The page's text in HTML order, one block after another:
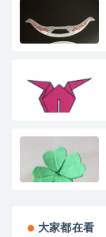
大家都在看